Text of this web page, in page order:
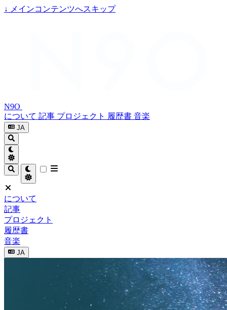
↓ メインコンテンツへスキップ
N9O
について 記事 プロジェクト 履歴書 音楽
JA
について
記事
プロジェクト
履歴書
音楽
JA